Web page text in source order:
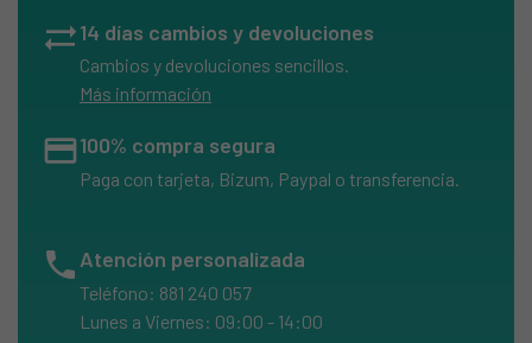
sync_alt14 días cambios y devoluciones
Cambios y devoluciones sencillos.
Más información
credit_card100% compra segura
Paga con tarjeta, Bizum, Paypal o transferencia.
phone Atención personalizada
Teléfono: 881 240 057
Lunes a Viernes: 09:00 - 14:00